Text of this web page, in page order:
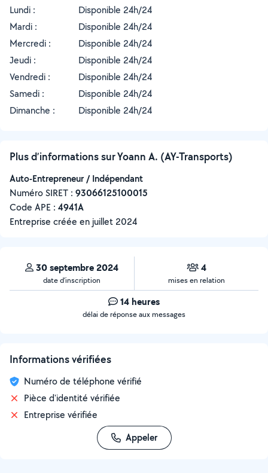
Lundi :
Disponible 24h/24
Mardi :
Disponible 24h/24
Mercredi :
Disponible 24h/24
Jeudi :
Disponible 24h/24
Vendredi :
Disponible 24h/24
Samedi :
Disponible 24h/24
Dimanche :
Disponible 24h/24
Plus d’informations sur Yoann A. (AY-Transports)
Auto-Entrepreneur / Indépendant
Numéro SIRET : ‍93066125100015
Code APE : 4941A
Entreprise créée en juillet 2024
30 septembre 2024
date d’inscription
4
mises en relation
14 heures
délai de réponse aux messages
Informations vérifiées
Numéro de téléphone vérifié
Pièce d'identité vérifiée
Entreprise vérifiée
Appeler